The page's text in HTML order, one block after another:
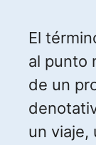
El
al punto
de un
un viaje,